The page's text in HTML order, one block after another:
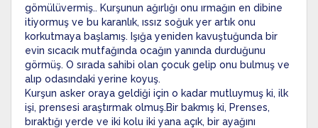
gömülüvermiş.. Kurşunun ağırlığı onu ırmağın en dibine
itiyormuş ve bu karanlık, ıssız soğuk yer artık onu
korkutmaya başlamış. Işığa yeniden kavuştuğunda bir
evin sıcacık mutfağında ocağın yanında durduğunu
görmüş. O sırada sahibi olan çocuk gelip onu bulmuş ve
alıp odasındaki yerine koyuş.
Kurşun asker oraya geldiği için o kadar mutluymuş ki, ilk
işi, prensesi araştırmak olmuş.Bir bakmış ki, Prenses,
bıraktığı yerde ve iki kolu iki yana açık, bir ayağını